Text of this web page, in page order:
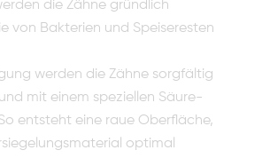
die Zähne gründlich
von Bakterien und Speiseresten
werden die Zähne sorgfältig
mit einem speziellen Säure-
entsteht eine raue Oberfläche,
optimal